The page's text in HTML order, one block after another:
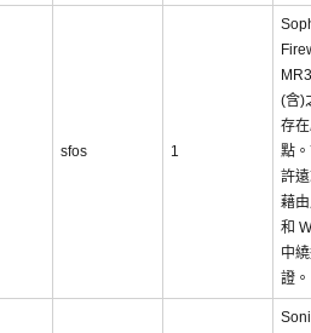
sfos 1
MR3
(含)
存
點
許
藉
和
中
證。